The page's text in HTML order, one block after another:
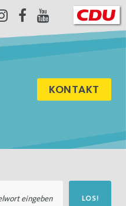
Instagram
Facebook
Youtube
KONTAKT
LOS!